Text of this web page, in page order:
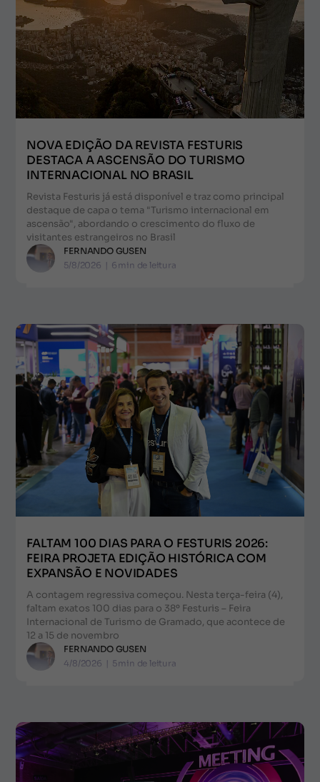
NOVA EDIÇÃO DA REVISTA FESTURIS
DESTACA A ASCENSÃO DO TURISMO
INTERNACIONAL NO BRASIL
Revista Festuris já está disponível e traz como principal
destaque de capa o tema "Turismo internacional em
ascensão", abordando o crescimento do fluxo de
visitantes estrangeiros no Brasil
FERNANDO GUSEN
5/8/2026 | 6 min de leitura
FALTAM 100 DIAS PARA O FESTURIS 2026:
FEIRA PROJETA EDIÇÃO HISTÓRICA COM
EXPANSÃO E NOVIDADES
A contagem regressiva começou. Nesta terça-feira (4),
faltam exatos 100 dias para o 38º Festuris – Feira
Internacional de Turismo de Gramado, que acontece de
12 a 15 de novembro
FERNANDO GUSEN
4/8/2026 | 5min de leitura